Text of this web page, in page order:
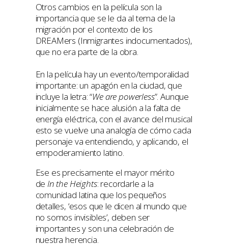
Otros cambios en la película son la
importancia que se le da al tema de la
migración por el contexto de los
DREAMers (Inmigrantes indocumentados),
que no era parte de la obra.
En la película hay un evento/temporalidad
importante: un apagón en la ciudad, que
incluye la letra: “We are powerless”. Aunque
inicialmente se hace alusión a la falta de
energía eléctrica, con el avance del musical
esto se vuelve una analogía de cómo cada
personaje va entendiendo, y aplicando, el
empoderamiento latino.
Ese es precisamente el mayor mérito
de In the Heights: recordarle a la
comunidad latina que los pequeños
detalles, ‘esos que le dicen al mundo que
no somos invisibles’, deben ser
importantes y son una celebración de
nuestra herencia.